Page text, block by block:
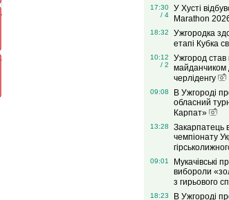
17:30
/ 4
У Хусті
Marathon
18:32
Ужгородка
етапі Кубка
10:12
/ 2
Ужгород став
майданчиком
черліденгу
09:08
В Ужгороді
обласний
Карпат»
13:28
Закарпатець
чемпіонату
09:01
Мукачівські
вибороли
з гирьового
18:23
В Ужгороді